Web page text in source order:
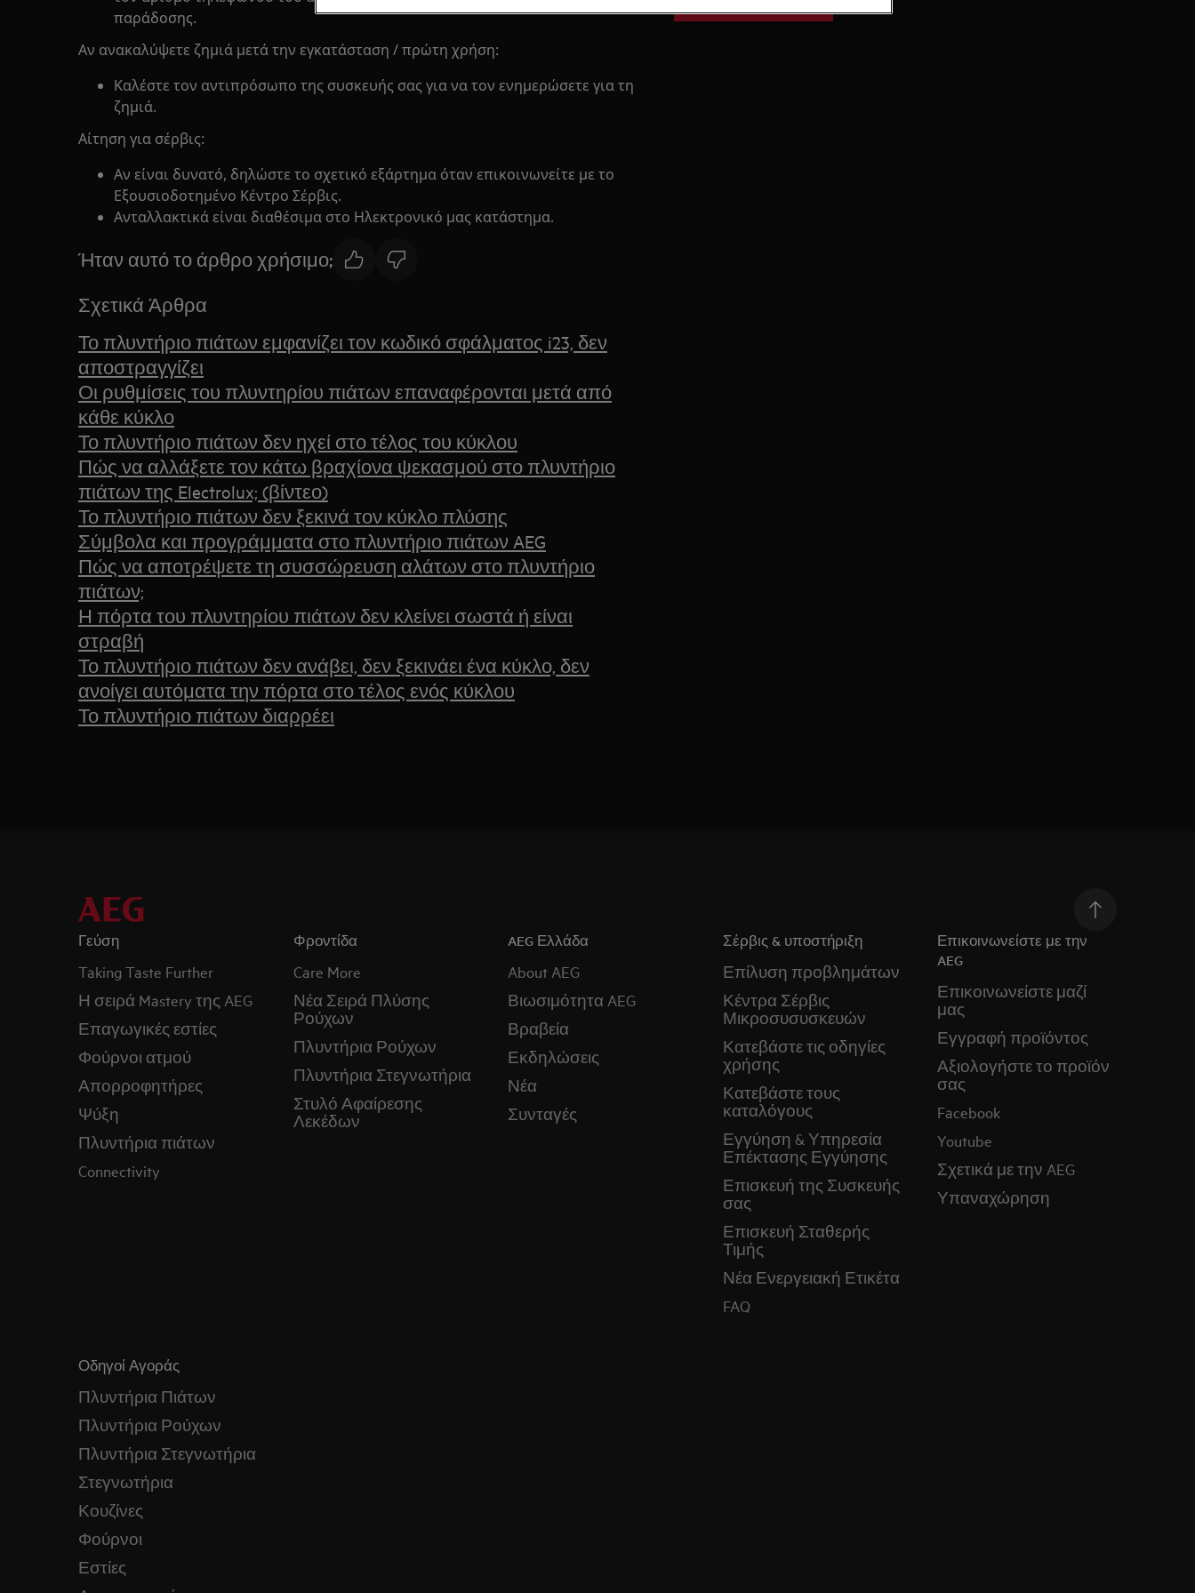
παράδοσης.
Αν ανακαλύψετε ζημιά μετά την εγκατάσταση / πρώτη χρήση:
Καλέστε τον αντιπρόσωπο της συσκευής σας για να τον ενημερώσετε για τη
ζημιά.
Αίτηση για σέρβις:
Αν είναι δυνατό, δηλώστε το σχετικό εξάρτημα όταν επικοινωνείτε με το
Εξουσιοδοτημένο Κέντρο Σέρβις.
Ανταλλακτικά είναι διαθέσιμα στο Ηλεκτρονικό μας κατάστημα.
Ήταν αυτό το άρθρο χρήσιμο;
Σχετικά Άρθρα
Το πλυντήριο πιάτων εμφανίζει τον κωδικό σφάλματος i23, δεν
αποστραγγίζει
Οι ρυθμίσεις του πλυντηρίου πιάτων επαναφέρονται μετά από
κάθε κύκλο
Το πλυντήριο πιάτων δεν ηχεί στο τέλος του κύκλου
Πώς να αλλάξετε τον κάτω βραχίονα ψεκασμού στο πλυντήριο
πιάτων της Electrolux; (βίντεο)
Το πλυντήριο πιάτων δεν ξεκινά τον κύκλο πλύσης
Σύμβολα και προγράμματα στο πλυντήριο πιάτων AEG
Πώς να αποτρέψετε τη συσσώρευση αλάτων στο πλυντήριο
πιάτων;
Η πόρτα του πλυντηρίου πιάτων δεν κλείνει σωστά ή είναι
στραβή
Το πλυντήριο πιάτων δεν ανάβει, δεν ξεκινάει ένα κύκλο, δεν
ανοίγει αυτόματα την πόρτα στο τέλος ενός κύκλου
Το πλυντήριο πιάτων διαρρέει
Γεύση
Taking Taste Further
Η σειρά Mastery της AEG
Επαγωγικές εστίες
Φούρνοι ατμού
Απορροφητήρες
Ψύξη
Πλυντήρια πιάτων
Connectivity
Φροντίδα
Care More
Νέα Σειρά Πλύσης
Ρούχων
Πλυντήρια Ρούχων
Πλυντήρια Στεγνωτήρια
Στυλό Αφαίρεσης
Λεκέδων
AEG Ελλάδα
About AEG
Βιωσιμότητα AEG
Βραβεία
Εκδηλώσεις
Νέα
Συνταγές
Σέρβις & υποστήριξη
Επίλυση προβλημάτων
Κέντρα Σέρβις
Μικροσυσυσκευών
Κατεβάστε τις οδηγίες
χρήσης
Κατεβάστε τους
καταλόγους
Εγγύηση & Υπηρεσία
Επέκτασης Εγγύησης
Επισκευή της Συσκευής
σας
Επισκευή Σταθερής
Τιμής
Νέα Ενεργειακή Ετικέτα
FAQ
Επικοινωνείστε με την
AEG
Επικοινωνείστε μαζί
μας
Εγγραφή προϊόντος
Αξιολογήστε το προϊόν
σας
Facebook
Youtube
Σχετικά με την AEG
Υπαναχώρηση
Οδηγοί Αγοράς
Πλυντήρια Πιάτων
Πλυντήρια Ρούχων
Πλυντήρια Στεγνωτήρια
Στεγνωτήρια
Κουζίνες
Φούρνοι
Εστίες